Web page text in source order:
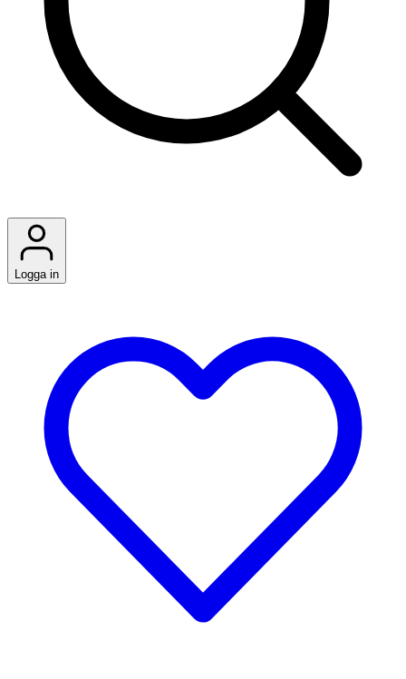
Logga in